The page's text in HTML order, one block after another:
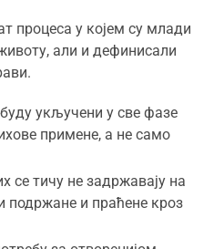
процеса у којем су млади
али и дефинисали
укључени у све фазе
примене, а не само
се тичу не задржавају на
подржане и праћене кроз